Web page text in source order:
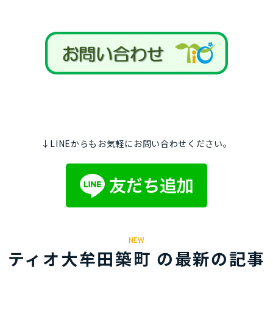
↓LINEからもお気軽にお問い合わせください。
NEW
ティオ大牟田築町 の最新の記事